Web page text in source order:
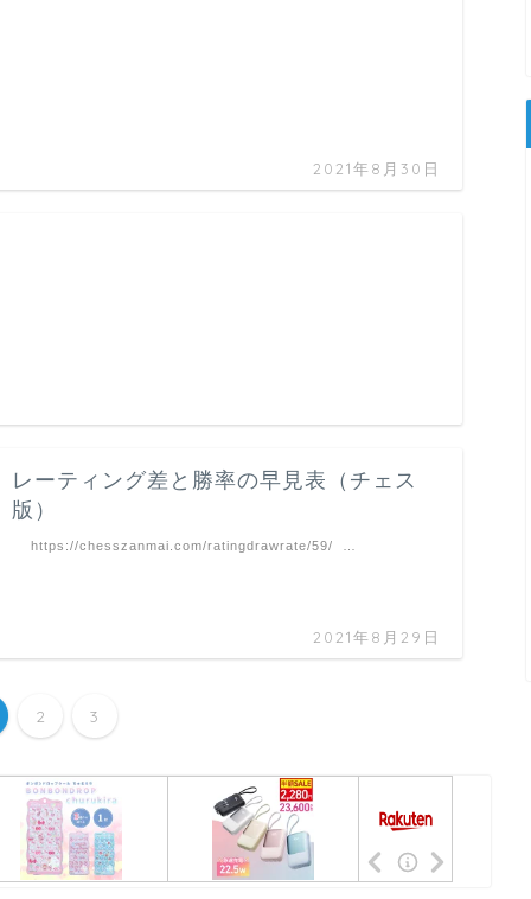
2021年8月30日
レーティング差と勝率の早見表（チェス
版）
2021年8月29日
https://chesszanmai.com/ratingdrawrate/59/ …
2 3